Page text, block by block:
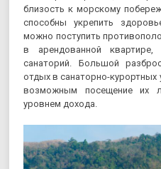
близость к морскому
способны укрепить
можно поступить
в арендованной
санаторий. Большой
отдых в санаторно-курортных
возможным посещение
уровнем дохода.